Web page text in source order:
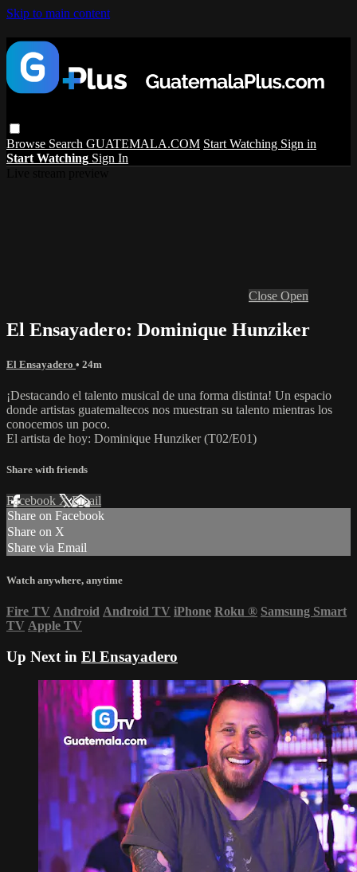
Skip to main content
Browse Search GUATEMALA.COM Start Watching Sign in
Start Watching Sign In
Close Open
El Ensayadero: Dominique Hunziker
El Ensayadero • 24m
¡Destacando el talento musical de una forma distinta! Un espacio
donde artistas guatemaltecos nos muestran su talento mientras los
conocemos un poco.
El artista de hoy: Dominique Hunziker (T02/E01)
Share with friends
Facebook XEmail
Share on Facebook
Share on X
Share via Email
Watch anywhere, anytime
Fire TV Android Android TV iPhone Roku ® Samsung Smart
TV Apple TV
Up Next in El Ensayadero